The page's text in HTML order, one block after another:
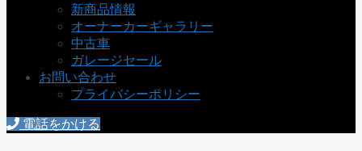
新商品情報
オーナーカーギャラリー
中古車
ガレージセール
お問い合わせ
プライバシーポリシー
電話をかける